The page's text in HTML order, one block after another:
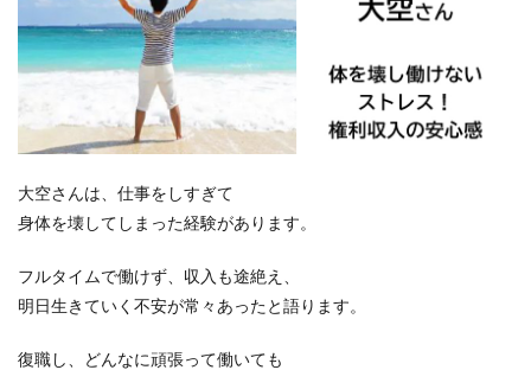
大空さんは、仕事をしすぎて
身体を壊してしまった経験があります。
フルタイムで働けず、収入も途絶え、
明日生きていく不安が常々あったと語ります。
復職し、
どんなに頑張って働いても